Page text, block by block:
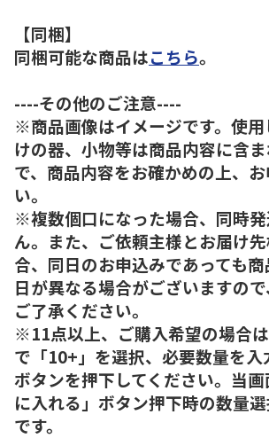
【同梱】
同梱可能な商品はこちら。
----その他のご注意----
※商品画像はイメージです。使用
けの器、小物等は商品内容に含
で、商品内容をお確かめの上、
い。
※複数個口になった場合、同時
ん。また、ご依頼主様とお届け
合、同日のお申込みであっても
日が異なる場合がございますの
ご了承ください。
※11点以上、ご購入希望の場合
で「10+」を選択、必要数量を入
ボタンを押下してください。当
に入れる」ボタン押下時の数量
です。